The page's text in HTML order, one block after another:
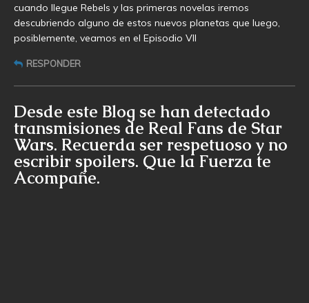
cuando llegue Rebels y las primeras novelas iremos
descubriendo alguno de estos nuevos planetas que luego,
posiblemente, veamos en el Episodio VII
RESPONDER
Desde este Blog se han detectado
transmisiones de Real Fans de Star
Wars. Recuerda ser respetuoso y no
escribir spoilers. Que la Fuerza te
Acompañe.